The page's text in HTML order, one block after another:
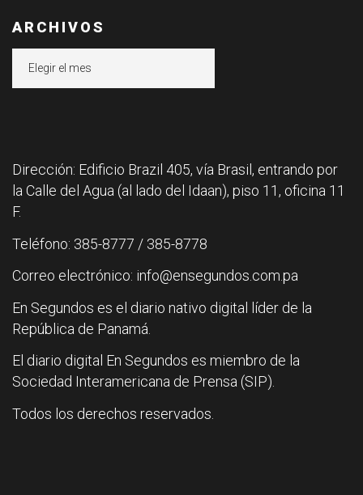
ARCHIVOS
Dirección: Edificio Brazil 405, vía Brasil, entrando por
la Calle del Agua (al lado del Idaan), piso 11, oficina 11
F.
Teléfono: 385-8777 / 385-8778
Correo electrónico: info@ensegundos.com.pa
En Segundos es el diario nativo digital líder de la
República de Panamá.
El diario digital En Segundos es miembro de la
Sociedad Interamericana de Prensa (SIP).
Todos los derechos reservados.